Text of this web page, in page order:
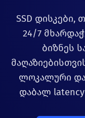
SSD დისკები,
24/7
ბიზნეს
ლოკალური
დაბალ